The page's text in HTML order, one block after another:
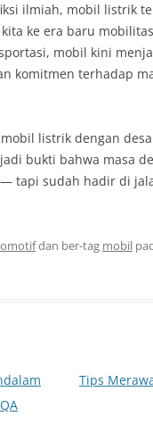
ilmiah, mobil listrik
ke era baru
mobil kini
komitmen terhadap
listrik dengan
bukti bahwa masa
tapi sudah hadir di
dan ber-tag mobil
Tips